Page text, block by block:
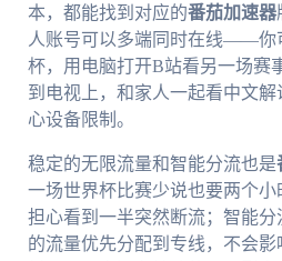
本，都能找到对应的番茄加速器
人账号可以多端同时在线——你
杯，用电脑打开B站看另一场赛
到电视上，和家人一起看中文
心设备限制。
稳定的无限流量和智能分流也是
一场世界杯比赛少说也要两个小
担心看到一半突然断流；智能
的流量优先分配到专线，不会